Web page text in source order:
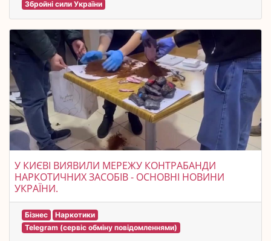
Збройні сили України
У КИЄВІ ВИЯВИЛИ МЕРЕЖУ КОНТРАБАНДИ
НАРКОТИЧНИХ ЗАСОБІВ - ОСНОВНІ НОВИНИ
УКРАЇНИ.
Бізнес
Наркотики
Telegram (сервіс обміну повідомленнями)